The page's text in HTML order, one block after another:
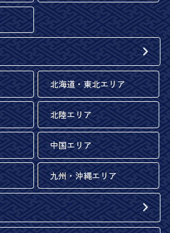
北海道・東北エリア
北陸エリア
中国エリア
九州・沖縄エリア